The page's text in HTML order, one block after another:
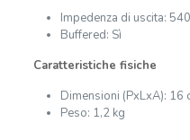
Impedenza di uscita:
Buffered: Sì
Caratteristiche fisiche
Dimensioni (PxLxA): 16
Peso: 1,2 kg